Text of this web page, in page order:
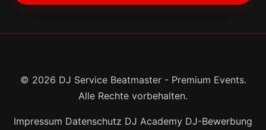
© 2026 DJ Service Beatmaster - Premium Events.
Alle Rechte vorbehalten.
Impressum Datenschutz DJ Academy DJ-Bewerbung